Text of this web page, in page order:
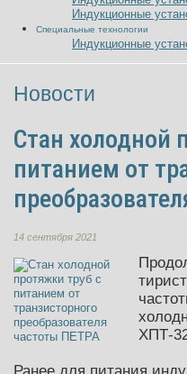
Индукционные
Специальные технологии
Индукционные
Новости
Стан холодной
питанием от
14 сентября 2021
ХПТ-